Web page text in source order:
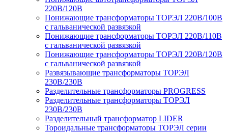
220В/120В
Понижающие трансформаторы ТОРЭЛ 220В/100В
с гальванической развязкой
Понижающие трансформаторы ТОРЭЛ 220В/110В
с гальванической развязкой
Понижающие трансформаторы ТОРЭЛ 220В/120В
с гальванической развязкой
Развязывающие трансформаторы ТОРЭЛ
230В/230В
Разделительные трансформаторы PROGRESS
Разделительные трансформаторы ТОРЭЛ
230В/230В
Разделительный трансформатор LIDER
Тороидальные трансформаторы ТОРЭЛ серии